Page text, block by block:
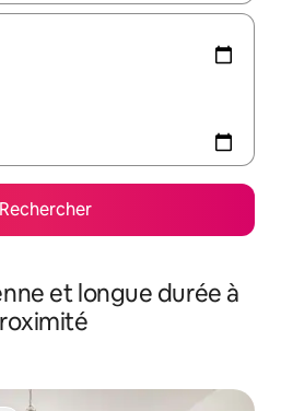
Rechercher
et longue durée à